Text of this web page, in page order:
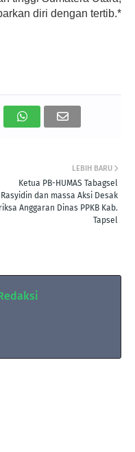
diri dengan tertib.*
LEBIH BARU
Ketua PB-HUMAS Tabagsel
Rasyidin dan massa Aksi Desak
Anggaran Dinas PPKB Kab.
Tapsel